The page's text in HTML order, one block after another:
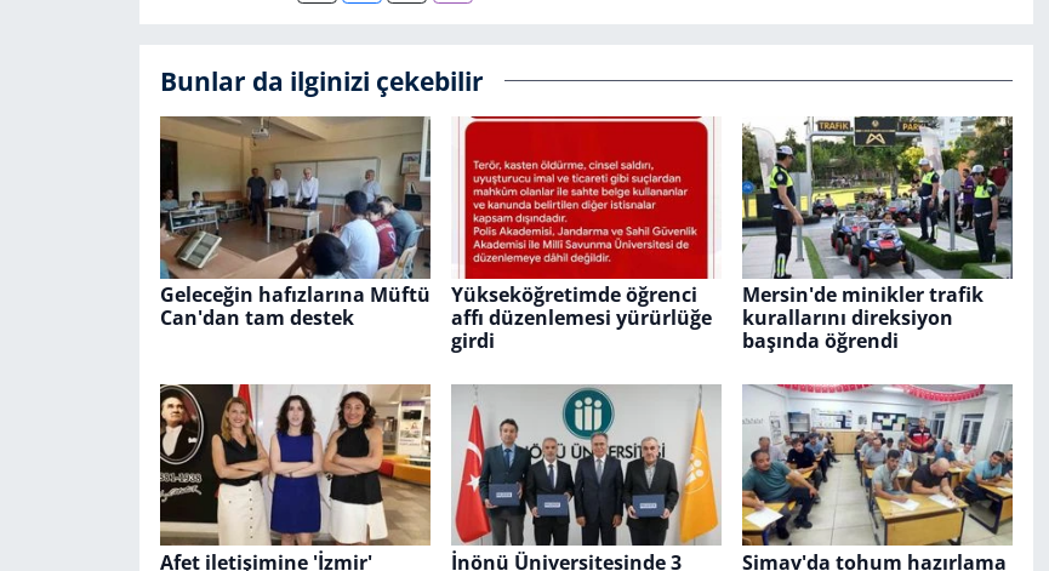
Bunlar da ilginizi çekebilir
Geleceğin hafızlarına Müftü
Can'dan tam destek
Yükseköğretimde öğrenci
affı düzenlemesi yürürlüğe
girdi
Mersin'de minikler trafik
kurallarını direksiyon
başında öğrendi
Afet iletişimine 'İzmir'
İnönü Üniversitesinde 3
Simav'da tohum hazırlama